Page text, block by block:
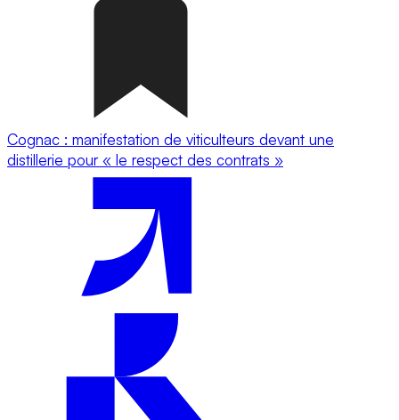
Cognac : manifestation de viticulteurs devant une
distillerie pour « le respect des contrats »